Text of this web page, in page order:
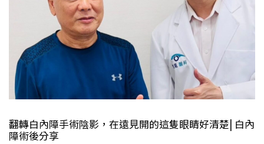
翻轉白內障手術陰影，在遠見開的這隻眼睛好清楚| 白內
障術後分享